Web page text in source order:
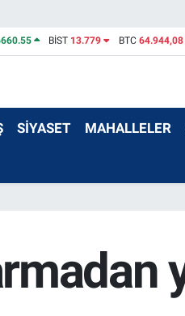
BİST 13.779 BTC 64.944,08
SİYASET MAHALLELER